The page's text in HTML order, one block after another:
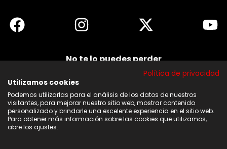
No te lo puedes perder
ninguna de nuestras noticias, ofertas y
Acepto los términos y condiciones
Política de privacidad
Utilizamos cookies
Podemos utilizarlas para el análisis de los datos de nuestros
visitantes, para mejorar nuestro sitio web, mostrar contenido
personalizado y brindarle una excelente experiencia en el sitio web.
Para obtener más información sobre las cookies que utilizamos,
abre los ajustes.